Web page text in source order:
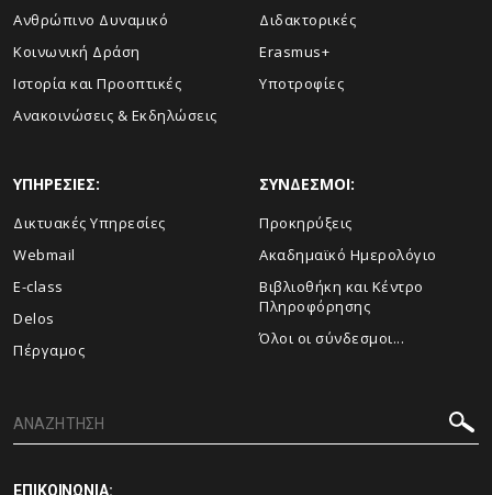
Ανθρώπινο Δυναμικό
Κοινωνική Δράση
Ιστορία και Προοπτικές
Aνακοινώσεις & Εκδηλώσεις
Διδακτορικές
Erasmus+
Υποτροφίες
ΥΠΗΡΕΣΙΕΣ:
Δικτυακές Υπηρεσίες
Webmail
E-class
Delos
Πέργαμος
ΣΥΝΔΕΣΜΟΙ:
Προκηρύξεις
Ακαδημαϊκό Ημερολόγιο
Βιβλιοθήκη και Κέντρο
Πληροφόρησης
Όλοι οι σύνδεσμοι...
ΕΠΙΚΟΙΝΩΝΙΑ: